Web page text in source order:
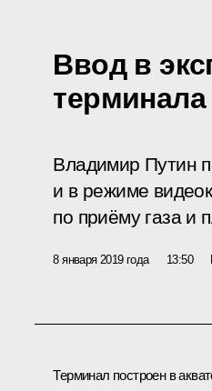
Ввод в
Владимир Путин
и в режиме
по приёму газа и
8 января 2019 года 13:50
Терминал построен в